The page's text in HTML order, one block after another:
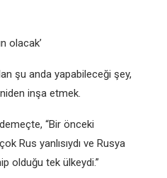
olacak’
şu anda yapabileceği şey,
inşa etmek.
“Bir önceki
Rus yanlısıydı ve Rusya
olduğu tek ülkeydi.”